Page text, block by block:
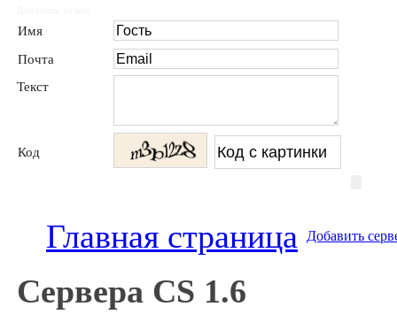
Имя
Почта
Текст
Код
Главная страница Добавить
Сервера CS 1.6